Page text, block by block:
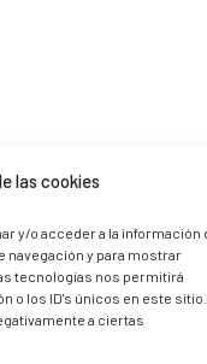
las cookies
y/o acceder a la información
navegación y para mostrar
tecnologías nos permitirá
o los ID's únicos en este
a ciertas